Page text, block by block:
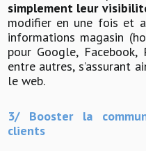
simplement leur
modifier en une fois et
informations magasin
pour Google, Facebook,
entre autres, s’assurant
le web.
3/ Booster la
clients